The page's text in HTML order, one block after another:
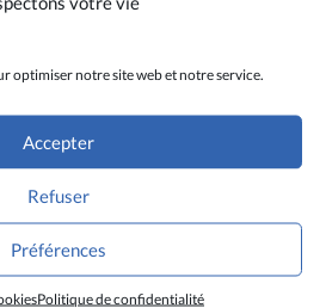
optimiser notre site web et notre service.
Accepter
Refuser
Préférences
Politique de confidentialité
AUSSI